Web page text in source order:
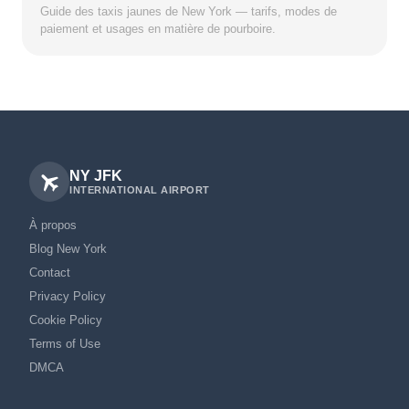
Guide des taxis jaunes de New York — tarifs, modes de
paiement et usages en matière de pourboire.
NY JFK
INTERNATIONAL AIRPORT
À propos
Blog New York
Contact
Privacy Policy
Cookie Policy
Terms of Use
DMCA